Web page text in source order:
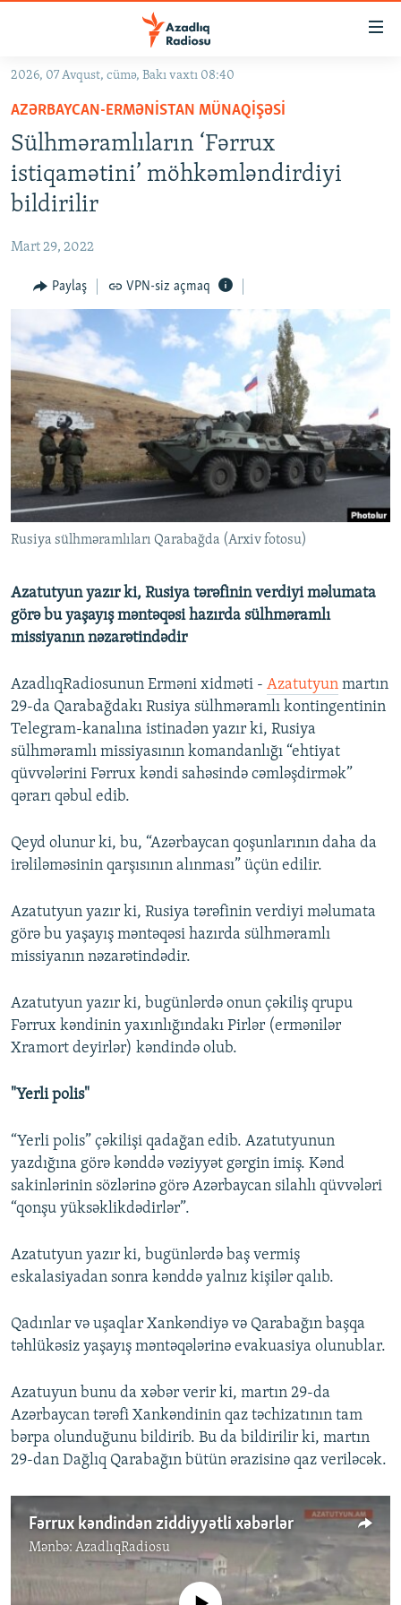
Əsas
qayıt
Əsas
naviqasiyaya
qayıt
Axtarışa
#İZAHLA
#ƏSLINDƏ
QANUNI DOĞRU
ARAŞDIRMA
MULTIMEDIA
VIDEO
FOTOQALEREYA
İNFOQRAFIKA
KARIKATURA
RADIO ARXIV
OXU ZALI
AZƏRBAYCAN ƏDƏBIYYATI KITABXANASI
İSLAM VƏ DEMOKRATIYA
İZ - MƏDƏNIYYƏT PROQRAMI
HAQQIMIZDA
MISSIYAMIZ
PEŞƏ ETIKASI VƏ JURNALISTIKA STANDARTLARIMIZ
MATERIALLARIMIZDAN ISTIFADƏ
AZADLIQRADIOSU MOBIL TELEFONUNUZDA
BIZIMLƏ ƏLAQƏ
BIZI IZLƏ
RFE/RL-in bütün saytları
2026, 07 Avqust, cümə, Bakı vaxtı 08:40
AZƏRBAYCAN-ERMƏNISTAN MÜNAQIŞƏSI
Sülhməramlıların ‘Fərrux
istiqamətini’ möhkəmləndirdiyi
bildirilir
Mart 29, 2022
Paylaş VPN-siz açmaq
Rusiya sülhməramlıları Qarabağda (Arxiv fotosu)
Azatutyun yazır ki, Rusiya tərəfinin verdiyi məlumata
görə bu yaşayış məntəqəsi hazırda sülhməramlı
missiyanın nəzarətindədir
AzadlıqRadiosunun Erməni xidməti - Azatutyun martın
29-da Qarabağdakı Rusiya sülhməramlı kontingentinin
Telegram-kanalına istinadən yazır ki, Rusiya
sülhməramlı missiyasının komandanlığı “ehtiyat
qüvvələrini Fərrux kəndi sahəsində cəmləşdirmək”
qərarı qəbul edib.
Qeyd olunur ki, bu, “Azərbaycan qoşunlarının daha da
irəliləməsinin qarşısının alınması” üçün edilir.
Azatutyun yazır ki, Rusiya tərəfinin verdiyi məlumata
görə bu yaşayış məntəqəsi hazırda sülhməramlı
missiyanın nəzarətindədir.
Azatutyun yazır ki, bugünlərdə onun çəkiliş qrupu
Fərrux kəndinin yaxınlığındakı Pirlər (ermənilər
Xramort deyirlər) kəndində olub.
"Yerli polis"
“Yerli polis” çəkilişi qadağan edib. Azatutyunun
yazdığına görə kənddə vəziyyət gərgin imiş. Kənd
sakinlərinin sözlərinə görə Azərbaycan silahlı qüvvələri
“qonşu yüksəklikdədirlər”.
Azatutyun yazır ki, bugünlərdə baş vermiş
eskalasiyadan sonra kənddə yalnız kişilər qalıb.
Qadınlar və uşaqlar Xankəndiyə və Qarabağın başqa
təhlükəsiz yaşayış məntəqələrinə evakuasiya olunublar.
Azatuyun bunu da xəbər verir ki, martın 29-da
Azərbaycan tərəfi Xankəndinin qaz təchizatının tam
bərpa olunduğunu bildirib. Bu da bildirilir ki, martın
29-dan Dağlıq Qarabağın bütün ərazisinə qaz veriləcək.
Fərrux kəndindən ziddiyyətli xəbərlər
Mənbə: AzadlıqRadiosu
No media source currently available